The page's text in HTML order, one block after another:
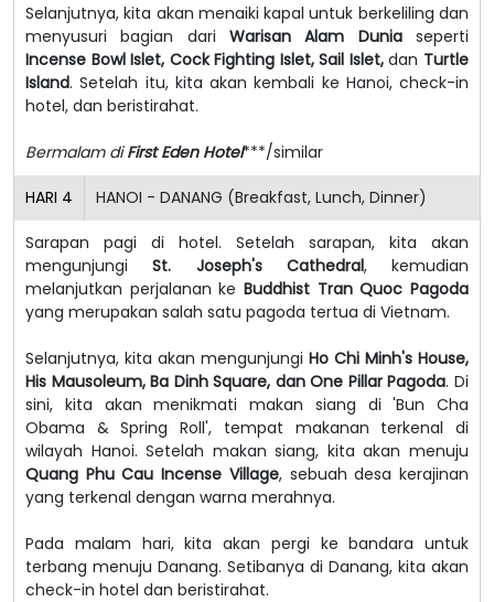
Selanjutnya, kita akan menaiki kapal untuk berkeliling dan
menyusuri bagian dari Warisan Alam Duniaseperti
Incense Bowl Islet, Cock Fighting Islet, Sail Islet,dan Turtle
Island. Setelah itu, kita akan kembali ke Hanoi, check-in
hotel, dan beristirahat.
Bermalam diFirst Eden Hotel***/similar
HARI 4 HANOI - DANANG (Breakfast, Lunch, Dinner)
Sarapan pagi di hotel. Setelah sarapan, kita akan
mengunjungiSt. Joseph's Cathedral, kemudian
melanjutkan perjalanan ke Buddhist Tran Quoc Pagoda
yang merupakan salah satu pagoda tertua di Vietnam.
Selanjutnya, kita akan mengunjungi Ho Chi Minh's House,
His Mausoleum, Ba Dinh Square, dan One Pillar Pagoda. Di
sini, kita akan menikmati makan siang di 'Bun Cha
Obama & Spring Roll', tempat makanan terkenal di
wilayah Hanoi. Setelah makan siang, kita akan menuju
Quang Phu Cau Incense Village, sebuah desa kerajinan
yang terkenal dengan warna merahnya.
Pada malam hari, kita akan pergi ke bandara untuk
terbang menuju Danang. Setibanya di Danang, kita akan
check-in hotel dan beristirahat.